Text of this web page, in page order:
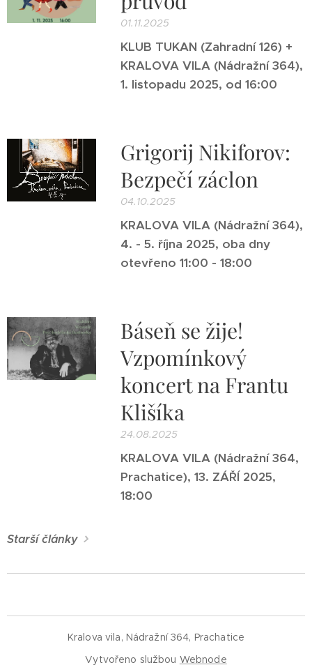
01.11.2025
KLUB TUKAN (Zahradní 126) +
KRALOVA VILA (Nádražní 364),
1. listopadu 2025, od 16:00
Grigorij Nikiforov:
Bezpečí záclon
04.10.2025
KRALOVA VILA (Nádražní 364),
4. - 5. října 2025, oba dny
otevřeno 11:00 - 18:00
Báseň se žije!
Vzpomínkový
koncert na Frantu
Klišíka
24.08.2025
KRALOVA VILA (Nádražní 364,
Prachatice), 13. ZÁŘÍ 2025,
18:00
Starší články
Kralova vila, Nádražní 364, Prachatice
Vytvořeno službou Webnode